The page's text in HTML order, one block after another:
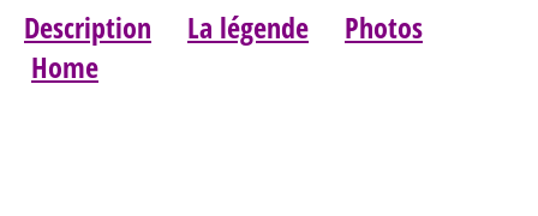
Description La légende
Photos
Home